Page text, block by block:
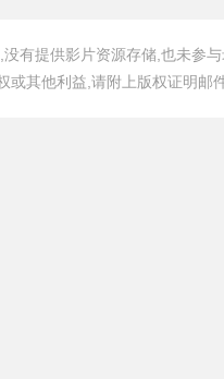
有提供影片资源存储,也未参
或其他利益,请附上版权证明